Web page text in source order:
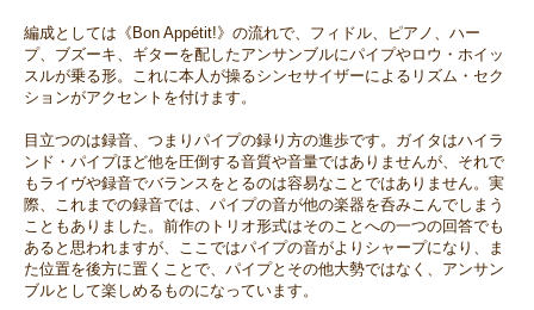
編成としては《Bon Appétit!》の流れで、フィドル、ピアノ、ハー
プ、ブズーキ、ギターを配したアンサンブルにパイプやロウ・ホイッ
スルが乗る形。これに本人が操るシンセサイザーによるリズム・セク
ションがアクセントを付けます。
目立つのは録音、つまりパイプの録り方の進歩です。ガイタはハイラ
ンド・パイプほど他を圧倒する音質や音量ではありませんが、それで
もライヴや録音でバランスをとるのは容易なことではありません。実
際、これまでの録音では、パイプの音が他の楽器を呑みこんでしまう
こともありました。前作のトリオ形式はそのことへの一つの回答でも
あると思われますが、ここではパイプの音がよりシャープになり、ま
た位置を後方に置くことで、パイプとその他大勢ではなく、アンサン
ブルとして楽しめるものになっています。